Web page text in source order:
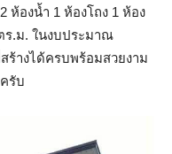
ห้องน้ำ 1 ห้องโถง 1 ห้อง
ร.ม. ในงบประมาณ
ร้างได้ครบพร้อมสวยงาม
รับ